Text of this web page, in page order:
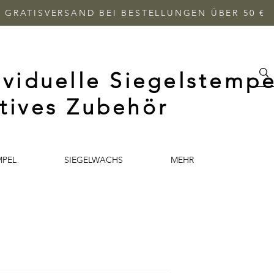
GRATISVERSAND BEI BESTELLUNGEN ÜBER 50 €
Zubehör
SIEGELWACHS MEHR